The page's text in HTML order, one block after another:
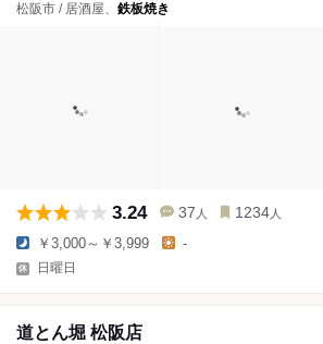
松阪市 / 居酒屋、 鉄板焼き
3.24 37 人 1234 人
￥3,000～￥3,999 -
日曜日
道とん堀 松阪店